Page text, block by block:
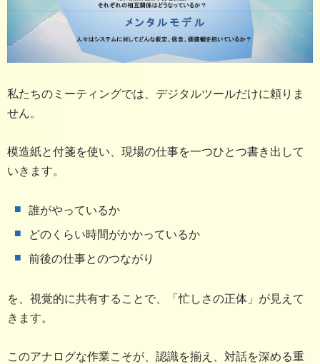
私たちのミーティングでは、デジタルツールだけに頼りま
せん。
模造紙と付箋を使い、現場の仕事を一つひとつ書き出して
いきます。
誰がやっているか
どのくらい時間がかかっているか
前後の仕事とのつながり
を、視覚的に共有することで、「忙しさの正体」が見えて
きます。
このアナログな作業こそが、認識を揃え、対話を深める重